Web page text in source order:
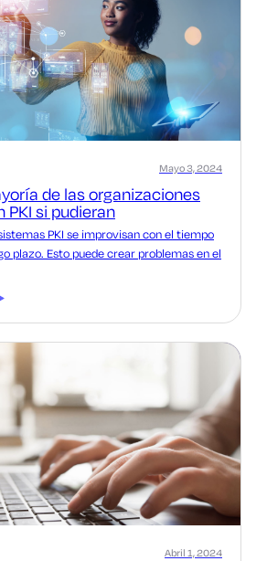
de las organizaciones
si pudieran
Mayo 3, 2024
PKI se improvisan con el tiempo
plazo. Esto puede crear problemas en el
Abril 1, 2024